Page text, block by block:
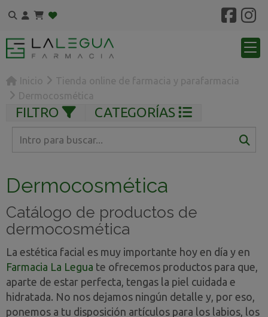
Inicio
Tienda online de farmacia y parafarmacia
Dermocosmética
FILTRO CATEGORÍAS
Dermocosmética
Catálogo de productos de
dermocosmética
La estética facial es muy importante hoy en día y en
Farmacia La Legua te ofrecemos productos para que,
aparte de estar perfecta, tengas la piel cuidada e
hidratada. No nos dejamos ningún detalle y, por eso,
ponemos a tu disposición artículos para los labios, los